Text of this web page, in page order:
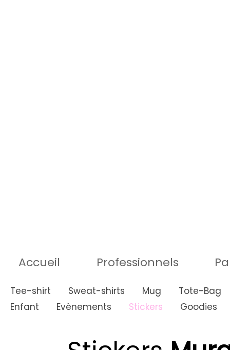
Accueil Professionnels
Tee-shirt Sweat-shirts Mug
Tote-Bag
Enfant
Evènements Stickers Goodies